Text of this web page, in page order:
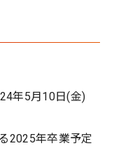
年5月10日(金)
2025年卒業予定